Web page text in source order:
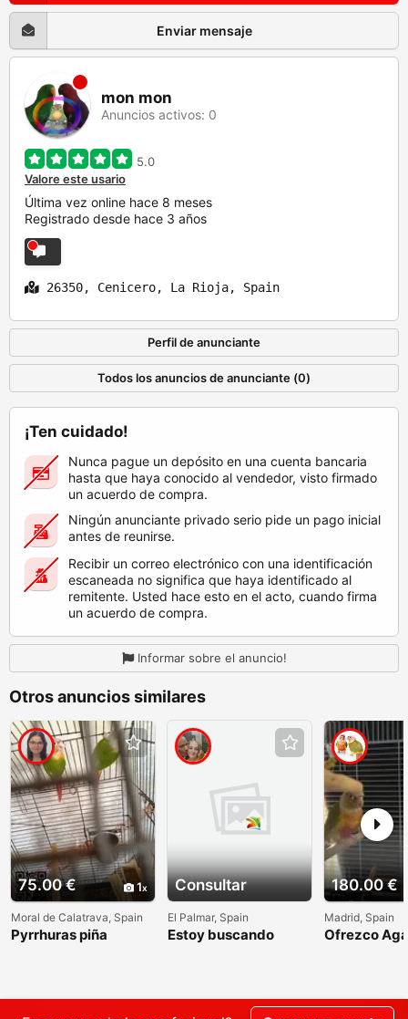
Enviar mensaje
mon mon
Anuncios activos: 0
5.0
Valore este usario
Última vez online hace 8 meses
Registrado desde hace 3 años
26350, Cenicero, La Rioja, Spain
Perfil de anunciante
Todos los anuncios de anunciante (0)
¡Ten cuidado!
Nunca pague un depósito en una cuenta bancaria
hasta que haya conocido al vendedor, visto firmado
un acuerdo de compra.
Ningún anunciante privado serio pide un pago inicial
antes de reunirse.
Recibir un correo electrónico con una identificación
escaneada no significa que haya identificado al
remitente. Usted hace esto en el acto, cuando firma
un acuerdo de compra.
Informar sobre el anuncio!
Otros anuncios similares
75.00 € 1
Moral de Calatrava, Spain
Pyrrhuras piña
Consultar
El Palmar, Spain
Estoy buscando
180.00 €
Madrid, Spain
Ofrezco